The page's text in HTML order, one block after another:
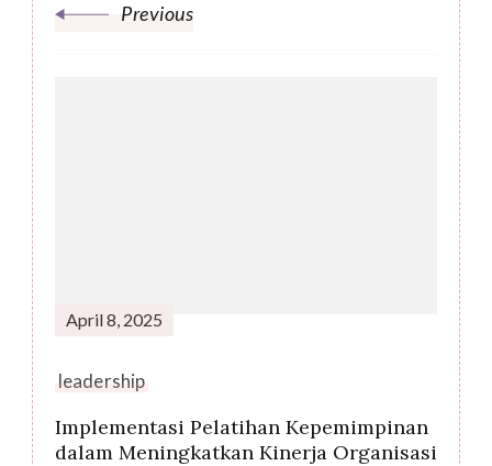
Previous
April 8, 2025
leadership
Implementasi Pelatihan Kepemimpinan
dalam Meningkatkan Kinerja Organisasi